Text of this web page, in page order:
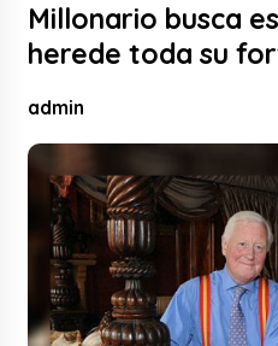
Millonario busca
herede toda su
admin